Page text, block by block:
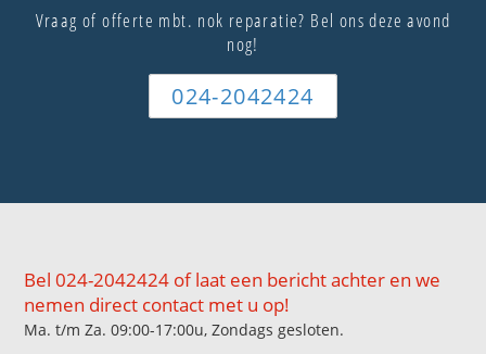
Vraag of offerte mbt. nok reparatie? Bel ons deze avond
nog!
024-2042424
Bel 024-2042424 of laat een bericht achter en we
nemen direct contact met u op!
Ma. t/m Za. 09:00-17:00u, Zondags gesloten.